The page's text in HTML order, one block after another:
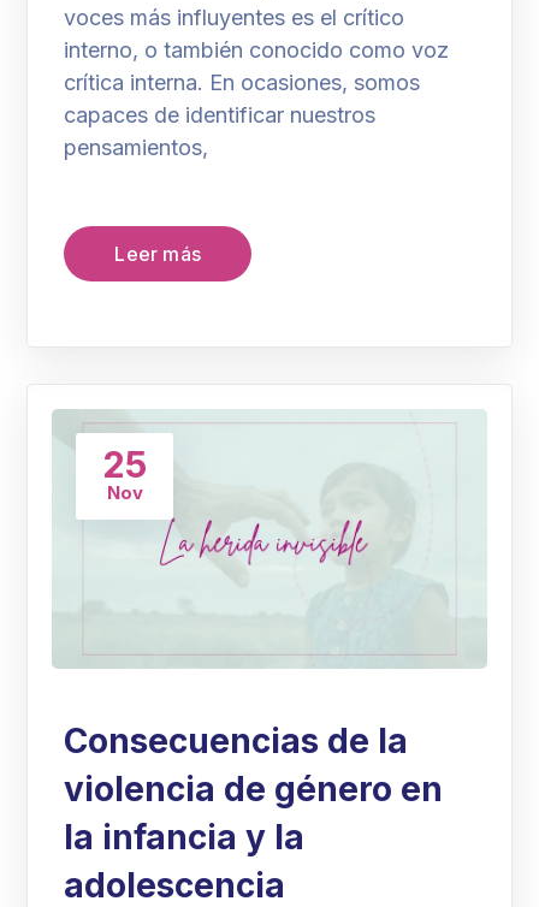
voces más influyentes es el crítico
interno, o también conocido como voz
crítica interna. En ocasiones, somos
capaces de identificar nuestros
pensamientos,
Leer más
25
Nov
Consecuencias de la
violencia de género en
la infancia y la
adolescencia